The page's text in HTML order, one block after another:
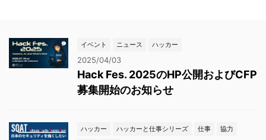
イベント ニュース ハッカー
2025/04/03
Hack Fes. 2025のHP公開およびCFP
募集開始のお知らせ
ハッカー ハッカーと仕事シリーズ 仕事
協力